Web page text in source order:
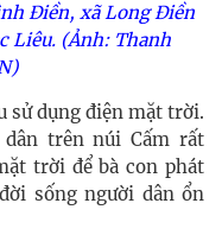
Điền, xã Long Điền
Liêu. (Ảnh: Thanh
sử dụng điện mặt trời.
trên núi Cấm rất
trời để bà con phát
sống người dân ổn